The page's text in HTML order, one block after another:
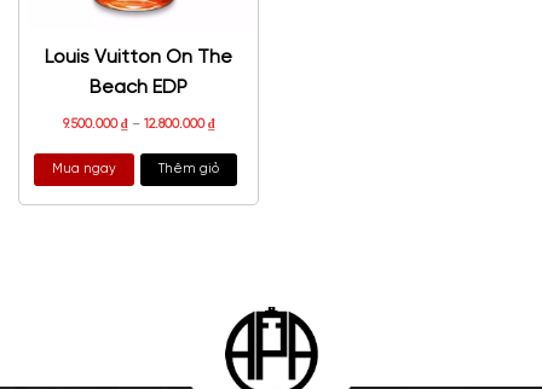
Louis Vuitton On The
Beach EDP
9.500.000₫– 12.800.000₫
Mua ngay Thêm giỏ